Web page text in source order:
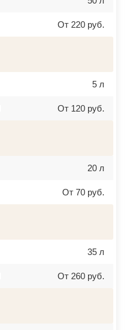
От 220 руб.
5 л
От 120 руб.
20 л
От 70 руб.
35 л
От 260 руб.